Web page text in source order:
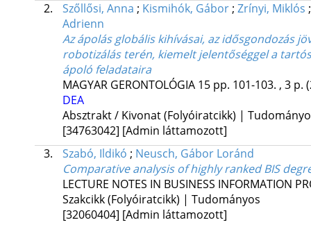
2.
Szőllősi, Anna ; Kismihók, Gábor; Zrínyi, Miklós
Adrienn
Az ápolás globális kihívásai, az idősgondozás
robotizálás terén, kiemelt jelentőséggel a
ápoló feladataira
MAGYAR GERONTOLÓGIA 15 pp. 101-103. , 3 p.
DEA
Absztrakt / Kivonat (Folyóiratcikk) |
[34763042] [Admin láttamozott]
3.
Szabó, Ildikó ; Neusch, Gábor Loránd
Comparative analysis of highly ranked BIS
LECTURE NOTES IN BUSINESS INFORMATION
Szakcikk (Folyóiratcikk) | Tudományos
[32060404] [Admin láttamozott]